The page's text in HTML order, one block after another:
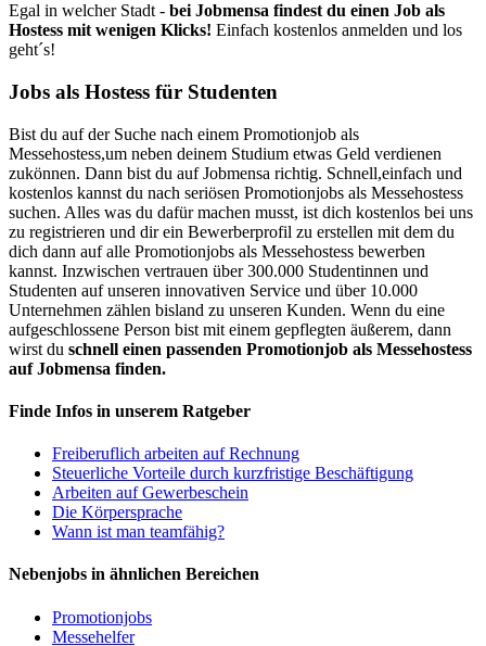
Egal in welcher Stadt - bei Jobmensa findest du einen Job als
Hostess mit wenigen Klicks! Einfach kostenlos anmelden und los
geht´s!
Jobs als Hostess für Studenten
Bist du auf der Suche nach einem Promotionjob als
Messehostess,um neben deinem Studium etwas Geld verdienen
zukönnen. Dann bist du auf Jobmensa richtig. Schnell,einfach und
kostenlos kannst du nach seriösen Promotionjobs als Messehostess
suchen. Alles was du dafür machen musst, ist dich kostenlos bei uns
zu registrieren und dir ein Bewerberprofil zu erstellen mit dem du
dich dann auf alle Promotionjobs als Messehostess bewerben
kannst. Inzwischen vertrauen über 300.000 Studentinnen und
Studenten auf unseren innovativen Service und über 10.000
Unternehmen zählen bisland zu unseren Kunden. Wenn du eine
aufgeschlossene Person bist mit einem gepflegten äußerem, dann
wirst du schnell einen passenden Promotionjob als Messehostess
auf Jobmensa finden.
Finde Infos in unserem Ratgeber
Freiberuflich arbeiten auf Rechnung
Steuerliche Vorteile durch kurzfristige Beschäftigung
Arbeiten auf Gewerbeschein
Die Körpersprache
Wann ist man teamfähig?
Nebenjobs in ähnlichen Bereichen
Promotionjobs
Messehelfer